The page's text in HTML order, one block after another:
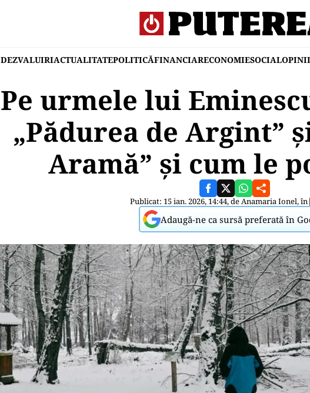
DEZVALUIRIACTUALITATEPOLITICĂFINANCIARECONOMIESOCIALOPINII
Pe urmele lui
„Pădurea de Argint”
Aramă” şi cum le
Publicat: 15 ian. 2026, 14:44, deAnamaria Ionel, în
Adaugă-ne ca sursă preferată în